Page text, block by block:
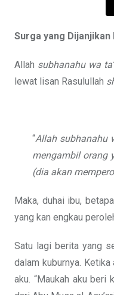
Surga yang
Allah subhanahu wa
lewat lisan Rasulullah
“Allah subhanahu
mengambil orang
(dia akan
Maka, duhai ibu,
yang kan engkau
Satu lagi berita yang
dalam kuburnya.
aku. “Maukah aku beri